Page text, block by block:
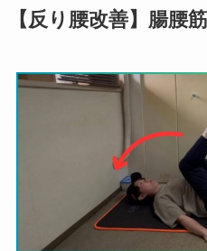
【反り腰改善】腸腰